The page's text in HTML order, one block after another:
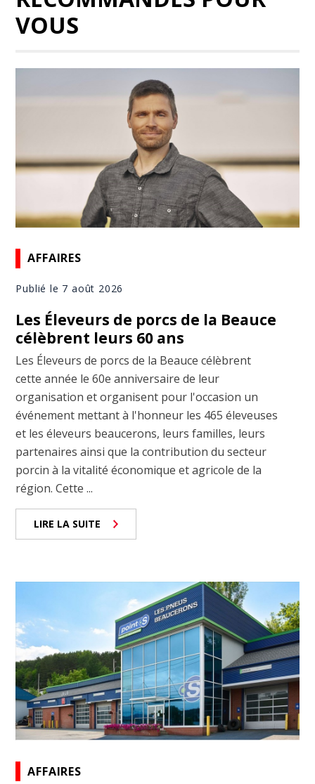
VOUS
AFFAIRES
Publié le 7 août 2026
Les Éleveurs de porcs de la Beauce
célèbrent leurs 60 ans
Les Éleveurs de porcs de la Beauce célèbrent
cette année le 60e anniversaire de leur
organisation et organisent pour l'occasion un
événement mettant à l'honneur les 465 éleveuses
et les éleveurs beaucerons, leurs familles, leurs
partenaires ainsi que la contribution du secteur
porcin à la vitalité économique et agricole de la
région. Cette ...
LIRE LA SUITE
AFFAIRES